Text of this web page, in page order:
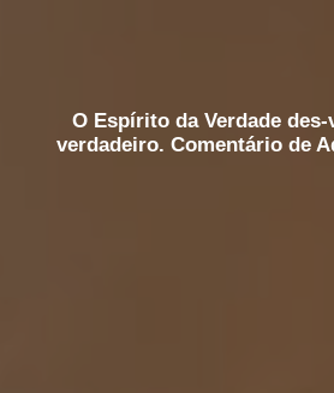
O Espírito da Verdade
verdadeiro. Comentário de